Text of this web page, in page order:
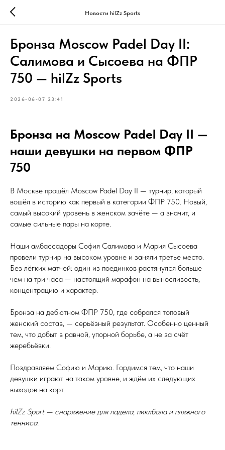
Новости hilZz Sports
Бронза Moscow Padel Day II:
Салимова и Сысоева на ФПР
750 — hilZz Sports
2026-06-07 23:41
Бронза на Moscow Padel Day II —
наши девушки на первом ФПР
750
В Москве прошёл Moscow Padel Day II — турнир, который
вошёл в историю как первый в категории ФПР 750. Новый,
самый высокий уровень в женском зачёте — а значит, и
самые сильные пары на корте.
Наши амбассадоры София Салимова и Мария Сысоева
провели турнир на высоком уровне и заняли третье место.
Без лёгких матчей: один из поединков растянулся больше
чем на три часа — настоящий марафон на выносливость,
концентрацию и характер.
Бронза на дебютном ФПР 750, где собрался топовый
женский состав, — серьёзный результат. Особенно ценный
тем, что добыт в равной, упорной борьбе, а не за счёт
жеребьёвки.
Поздравляем Софию и Марию. Гордимся тем, что наши
девушки играют на таком уровне, и ждём их следующих
выходов на корт.
hilZz Sport — снаряжение для падела, пиклбола и пляжного
тенниса.